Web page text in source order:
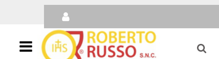
Open